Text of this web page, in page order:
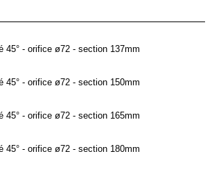
45° - orifice ø72 - section 137mm
45° - orifice ø72 - section 150mm
45° - orifice ø72 - section 165mm
45° - orifice ø72 - section 180mm